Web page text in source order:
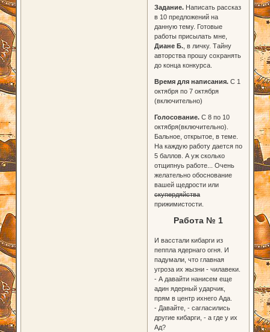
Задание.Написать рассказ
в 10 предложений на
данную тему. Готовые
работы присылать мне,
Диане Б., в личку. Тайну
авторства прошу сохранять
до конца конкурса.
Время для написания.С 1
октября по 7 октября
(включительно)
Голосование.С 8 по 10
октября(включительно).
Бальное, открытое, в теме.
На каждую работу дается по
5 баллов. А уж сколько
отщипнуь работе... Очень
желательно обоснование
вашей щедрости или
скупердяйства
прижимистости.
Работа № 1
И васстали кибарги из
пеппла ядернаго огня. И
падумали, что главная
угроза их жызни - чилавеки.
- А давайти нанисем еще
адин ядерный ударчик,
прям в центр ихнего Ада.
- Давайте, - сагласились
другие кибарги, - а где у их
Ад?